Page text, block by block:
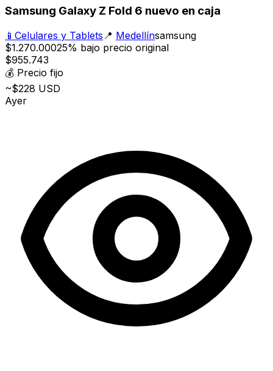
Samsung Galaxy Z Fold 6 nuevo en caja
📱 Celulares y Tablets 📍 Medellínsamsung
$1.270.00025% bajo precio original
$955.743
💰 Precio fijo
~$228 USD
Ayer